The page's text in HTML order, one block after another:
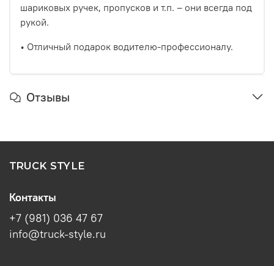
шариковых ручек, пропусков и т.п. – они всегда под
рукой.
• Отличный подарок водителю-профессионалу.
Отзывы
TRUCK STYLE
Контакты
+7 (981) 036 47 67
info@truck-style.ru